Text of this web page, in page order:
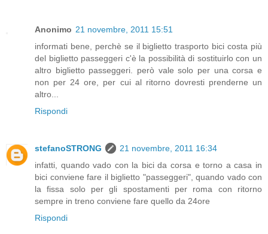
Anonimo 21 novembre, 2011 15:51
informati bene, perchè se il biglietto trasporto bici costa più
del biglietto passeggeri c'è la possibilità di sostituirlo con un
altro biglietto passeggeri. però vale solo per una corsa e
non per 24 ore, per cui al ritorno dovresti prenderne un
altro...
Rispondi
stefanoSTRONG
21 novembre, 2011 16:34
infatti, quando vado con la bici da corsa e torno a casa in
bici conviene fare il biglietto "passeggeri", quando vado con
la fissa solo per gli spostamenti per roma con ritorno
sempre in treno conviene fare quello da 24ore
Rispondi